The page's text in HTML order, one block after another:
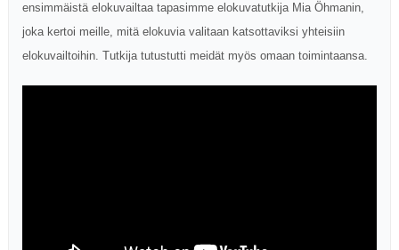
ensimmäistä elokuvailtaa tapasimme elokuvatutkija Mia Öhmanin,
joka kertoi meille, mitä elokuvia valitaan katsottaviksi yhteisiin
elokuvailtoihin. Tutkija tutustutti meidät myös omaan toimintaansa.